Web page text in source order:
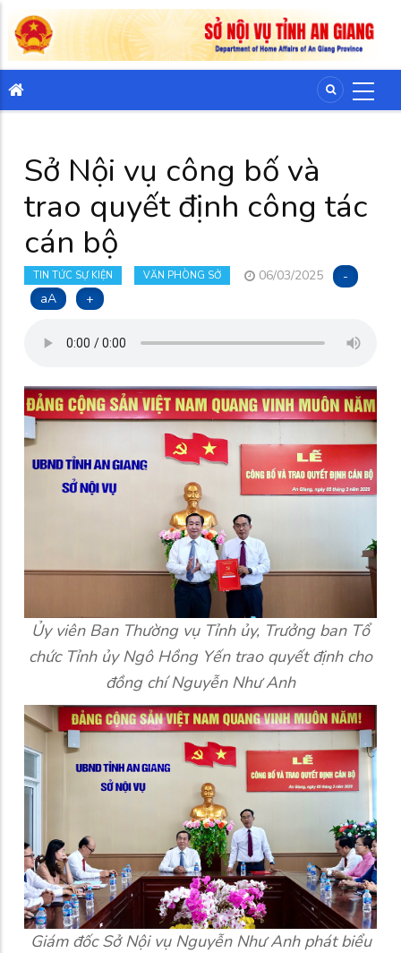
Sở Nội vụ công bố và
trao quyết định công tác
cán bộ
TIN TỨC SỰ KIỆN VĂN PHÒNG SỞ 06/03/2025
-
aA
+
Ủy viên Ban Thường vụ Tỉnh ủy, Trưởng ban Tổ
chức Tỉnh ủy Ngô Hồng Yến trao quyết định cho
đồng chí Nguyễn Như Anh
Giám đốc Sở Nội vụ Nguyễn Như Anh phát biểu